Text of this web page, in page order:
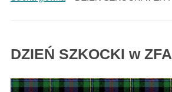
DZIEŃ SZKOCKI w ZFA